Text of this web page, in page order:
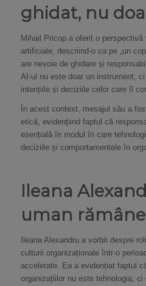
ghidat, nu
Mihail Pricop a oferit o
artificiale, descriind-o ca pe „un
are nevoie de ghidare și
AI-ul nu este doar un instrument,
intențiile și deciziile celor care îl
În acest context, mesajul său a
etică, evidențiind faptul că
esențială în modul în care
deciziile și comportamentele în
Ileana
uman
Ileana Alexandru a vorbit despre
culturii organizaționale într-o
accelerate. Ea a evidențiat faptul
organizațiilor nu este tehnologia,